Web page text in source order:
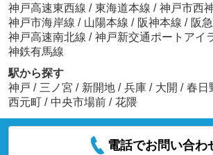
神戸高速東西線 / 東海道本線 / 神戸市西
神戸市海岸線 / 山陽本線 / 阪神本線 / 阪
神戸高速南北線 / 神戸新交通ポートアイ
神鉄有馬線
駅から探す
神戸 / 三ノ宮 / 新開地 / 兵庫 / 大開 / 春日
西元町 / 中央市場前 / 花隈
電話でお問い合わ